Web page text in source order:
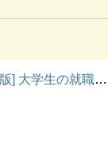
就職Focusシリーズ